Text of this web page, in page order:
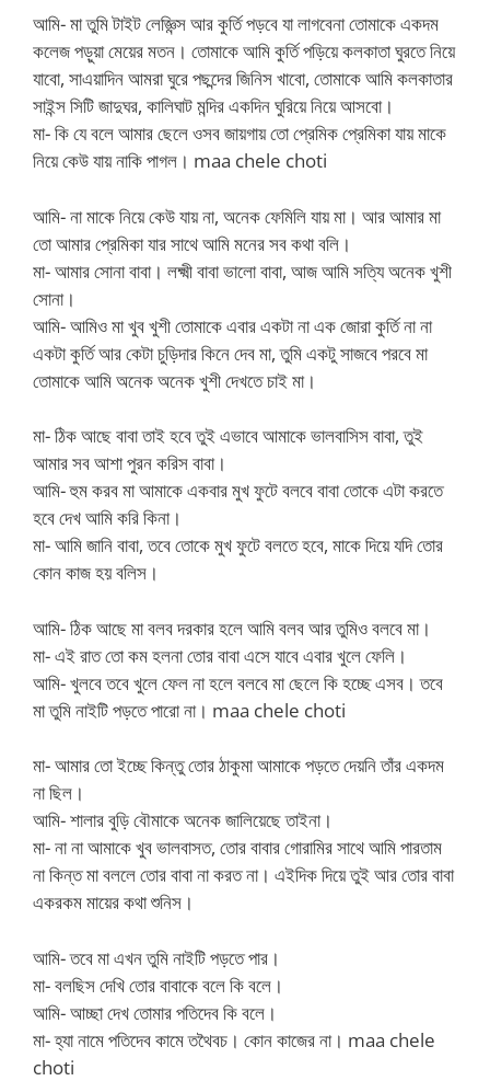
আমি- মা তুমি টাইট লেজ্ঞিন্স আর কুর্তি পড়বে যা লাগবেনা তোমাকে একদম
কলেজ পড়ুয়া মেয়ের মতন। তোমাকে আমি কুর্তি পড়িয়ে কলকাতা ঘুরতে নিয়ে
যাবো, সাএয়াদিন আমরা ঘুরে পছন্দের জিনিস খাবো, তোমাকে আমি কলকাতার
সাইন্স সিটি জাদুঘর, কালিঘাট মন্দির একদিন ঘুরিয়ে নিয়ে আসবো।
মা- কি যে বলে আমার ছেলে ওসব জায়গায় তো প্রেমিক প্রেমিকা যায় মাকে
নিয়ে কেউ যায় নাকি পাগল। maa chele choti
আমি- না মাকে নিয়ে কেউ যায় না, অনেক ফেমিলি যায় মা। আর আমার মা
তো আমার প্রেমিকা যার সাথে আমি মনের সব কথা বলি।
মা- আমার সোনা বাবা। লক্ষ্মী বাবা ভালো বাবা, আজ আমি সত্যি অনেক খুশী
সোনা।
আমি- আমিও মা খুব খুশী তোমাকে এবার একটা না এক জোরা কুর্তি না না
একটা কুর্তি আর কেটা চুড়িদার কিনে দেব মা, তুমি একটু সাজবে পরবে মা
তোমাকে আমি অনেক অনেক খুশী দেখতে চাই মা।
মা- ঠিক আছে বাবা তাই হবে তুই এভাবে আমাকে ভালবাসিস বাবা, তুই
আমার সব আশা পুরন করিস বাবা।
আমি- হুম করব মা আমাকে একবার মুখ ফুটে বলবে বাবা তোকে এটা করতে
হবে দেখ আমি করি কিনা।
মা- আমি জানি বাবা, তবে তোকে মুখ ফুটে বলতে হবে, মাকে দিয়ে যদি তোর
কোন কাজ হয় বলিস।
আমি- ঠিক আছে মা বলব দরকার হলে আমি বলব আর তুমিও বলবে মা।
মা- এই রাত তো কম হলনা তোর বাবা এসে যাবে এবার খুলে ফেলি।
আমি- খুলবে তবে খুলে ফেল না হলে বলবে মা ছেলে কি হচ্ছে এসব। তবে
মা তুমি নাইটি পড়তে পারো না। maa chele choti
মা- আমার তো ইচ্ছে কিন্তু তোর ঠাকুমা আমাকে পড়তে দেয়নি তাঁর একদম
না ছিল।
আমি- শালার বুড়ি বৌমাকে অনেক জালিয়েছে তাইনা।
মা- না না আমাকে খুব ভালবাসত, তোর বাবার গোরামির সাথে আমি পারতাম
না কিন্ত মা বললে তোর বাবা না করত না। এইদিক দিয়ে তুই আর তোর বাবা
একরকম মায়ের কথা শুনিস।
আমি- তবে মা এখন তুমি নাইটি পড়তে পার।
মা- বলছিস দেখি তোর বাবাকে বলে কি বলে।
আমি- আচ্ছা দেখ তোমার পতিদেব কি বলে।
মা- হ্যা নামে পতিদেব কামে তথৈবচ। কোন কাজের না। maa chele
choti